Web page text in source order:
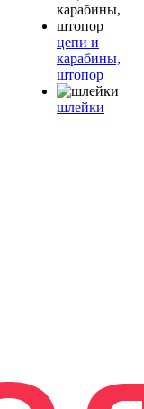
цепи и
карабины,
штопор
шлейки